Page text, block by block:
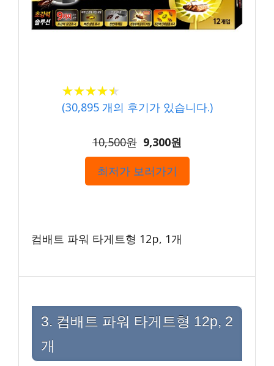
★★★★★
★★★★★
(30,895개의 후기가 있습니다.)
10,500원 9,300원
최저가 보러가기
컴배트 파워 타게트형 12p, 1개
3. 컴배트 파워 타게트형 12p, 2
개